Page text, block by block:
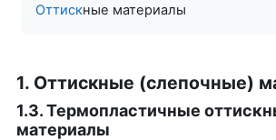
Оттискные материалы
1. Оттискные (слепочные)
1.3. Термопластичные
материалы